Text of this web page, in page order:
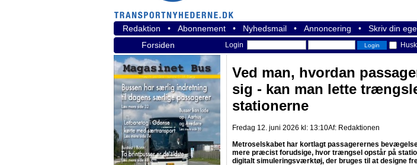
Redaktion • Abonnement • Nyhedsmail • Annoncering • Skriv din
Forsiden
Login
Ved man, hvordan
sig - kan man lette
stationerne
Fredag 12. juni 2026 kl: 13:10Af: Redaktionen
Metroselskabet har kortlagt passagerernes
mere præcist forudsige, hvor trængsel opstår på
digitalt simuleringsværktøj, der bruges til at designe